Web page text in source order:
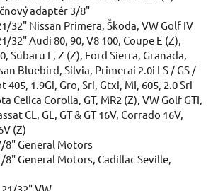
adaptér 3/8"
32" Nissan Primera, Škoda, VW Golf IV
32" Audi 80, 90, V8 100, Coupe E (Z),
Subaru L, Z (Z), Ford Sierra, Granada,
Bluebird, Silvia, Primerai 2.0i LS / GS /
405, 1.9Gi, Gro, Sri, Gtxi, MI, 605, 2.0 Sri
Celica Corolla, GT, MR2 (Z), VW Golf GTI,
CL, GL, GT & GT 16V, Corrado 16V,
(Z)
8" General Motors
8" General Motors, Cadillac Seville,